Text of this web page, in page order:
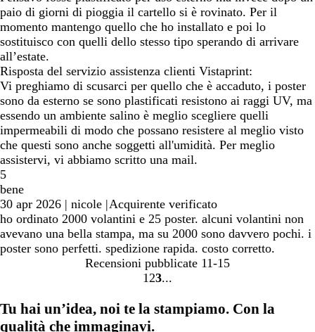
paio di giorni di pioggia il cartello si è rovinato. Per il
momento mantengo quello che ho installato e poi lo
sostituisco con quelli dello stesso tipo sperando di arrivare
all’estate.
Risposta del servizio assistenza clienti Vistaprint:
Vi preghiamo di scusarci per quello che è accaduto, i poster
sono da esterno se sono plastificati resistono ai raggi UV, ma
essendo un ambiente salino è meglio scegliere quelli
impermeabili di modo che possano resistere al meglio visto
che questi sono anche soggetti all'umidità. Per meglio
assistervi, vi abbiamo scritto una mail.
5
bene
30 apr 2026 | nicole |Acquirente verificato
ho ordinato 2000 volantini e 25 poster. alcuni volantini non
avevano una bella stampa, ma su 2000 sono davvero pochi. i
poster sono perfetti. spedizione rapida. costo corretto.
Recensioni pubblicate 11-15
Vai
pagina
1 Vai
pagina
2 Vai
pagina
3
Tu hai un’idea, noi te la stampiamo. Con la
qualità che immaginavi.